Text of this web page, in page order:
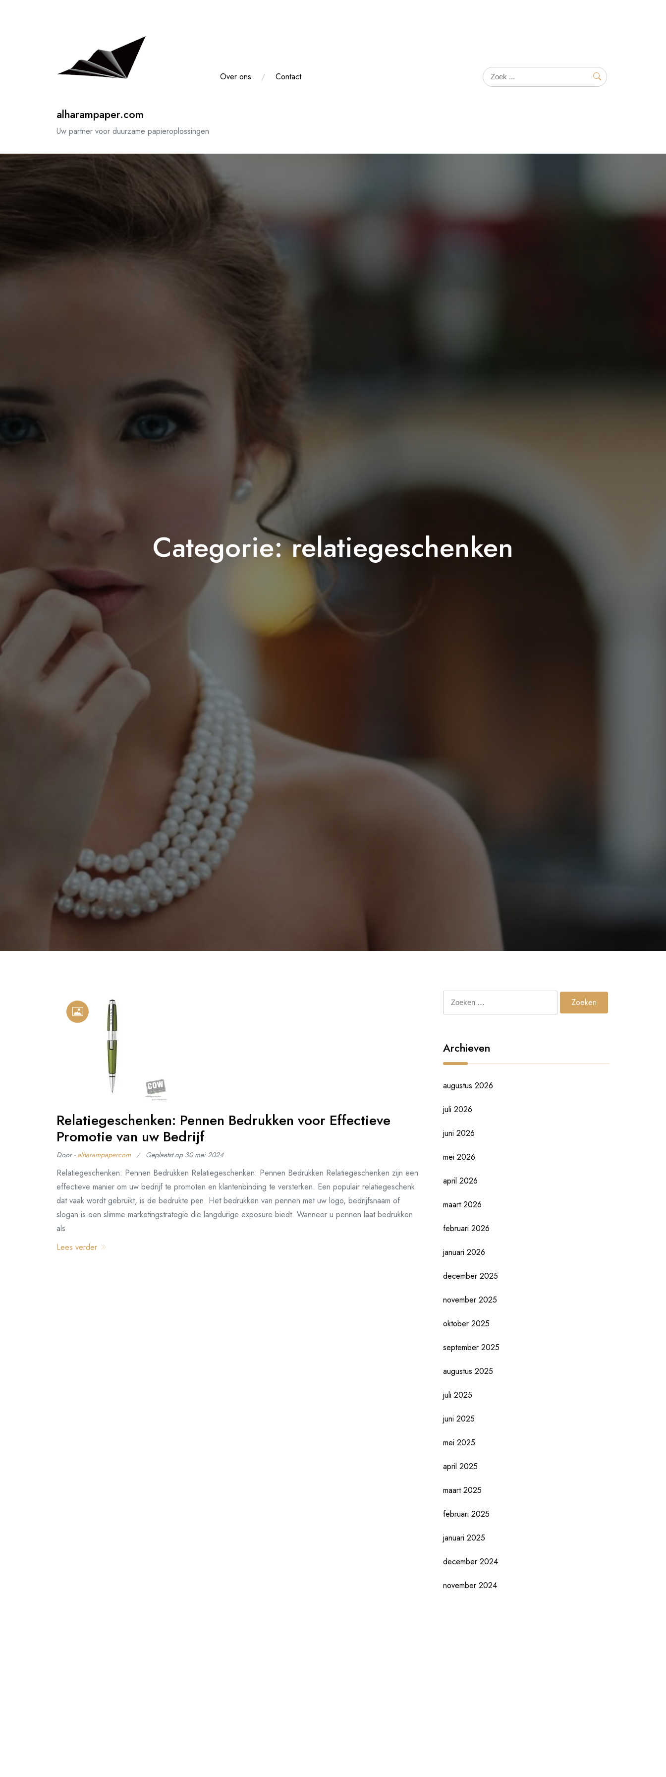
alharampaper.com
Uw partner voor duurzame papieroplossingen
Over ons Contact
Categorie:relatiegeschenken
Relatiegeschenken: Pennen Bedrukken voor Effectieve
Promotie van uw Bedrijf
Door - alharampapercom Geplaatst op 30 mei 2024
Relatiegeschenken: Pennen Bedrukken Relatiegeschenken: Pennen Bedrukken Relatiegeschenken zijn een
effectieve manier om uw bedrijf te promoten en klantenbinding te versterken. Een populair relatiegeschenk
dat vaak wordt gebruikt, is de bedrukte pen. Het bedrukken van pennen met uw logo, bedrijfsnaam of
slogan is een slimme marketingstrategie die langdurige exposure biedt. Wanneer u pennen laat bedrukken
als
Lees verder
Archieven
augustus 2026
juli 2026
juni 2026
mei 2026
april 2026
maart 2026
februari 2026
januari 2026
december 2025
november 2025
oktober 2025
september 2025
augustus 2025
juli 2025
juni 2025
mei 2025
april 2025
maart 2025
februari 2025
januari 2025
december 2024
november 2024